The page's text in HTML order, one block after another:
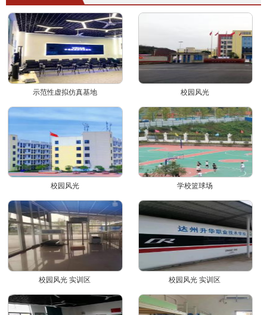
示范性虚拟仿真基地 校园风光
校园风光 学校篮球场
校园风光 实训区 校园风光 实训区